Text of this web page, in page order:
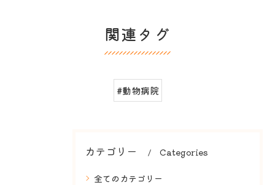
関連タグ
#動物病院
カテゴリー Categories
全てのカテゴリー